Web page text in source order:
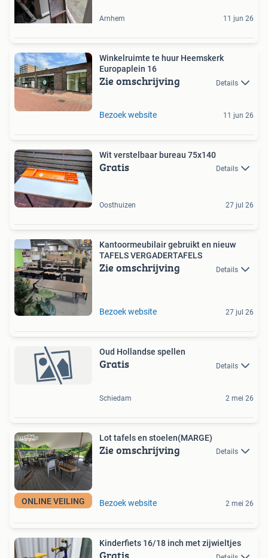
Arnhem 11 jun 26
Winkelruimte te huur Heemskerk
Europaplein 16
Zie omschrijving Details
Bezoek website 11 jun 26
Wit verstelbaar bureau 75x140
Gratis Details
Oosthuizen 27 jul 26
Kantoormeubilair gebruikt en nieuw
TAFELS VERGADERTAFELS
Zie omschrijving Details
Bezoek website 27 jul 26
Oud Hollandse spellen
Gratis Details
Schiedam 2 mei 26
ONLINE VEILING
Lot tafels en stoelen(MARGE)
Zie omschrijving Details
Bezoek website 2 mei 26
Kinderfiets 16/18 inch met zijwieltjes